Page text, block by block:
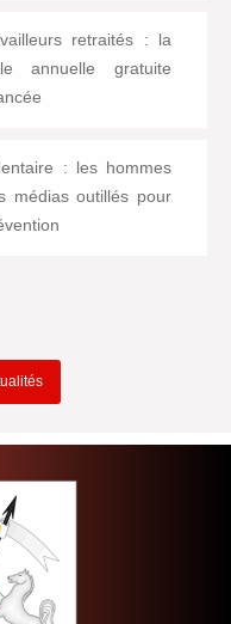
retraités : la
annuelle gratuite
: les hommes
médias outillés pour